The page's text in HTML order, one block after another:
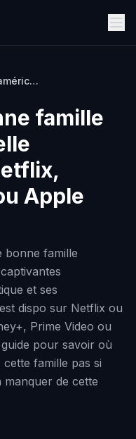
Une bonne famille américaine
famille
Apple
bonne famille
et ses
dispo sur Netflix ou
Prime Video ou
pour savoir où
famille pas si
de cette